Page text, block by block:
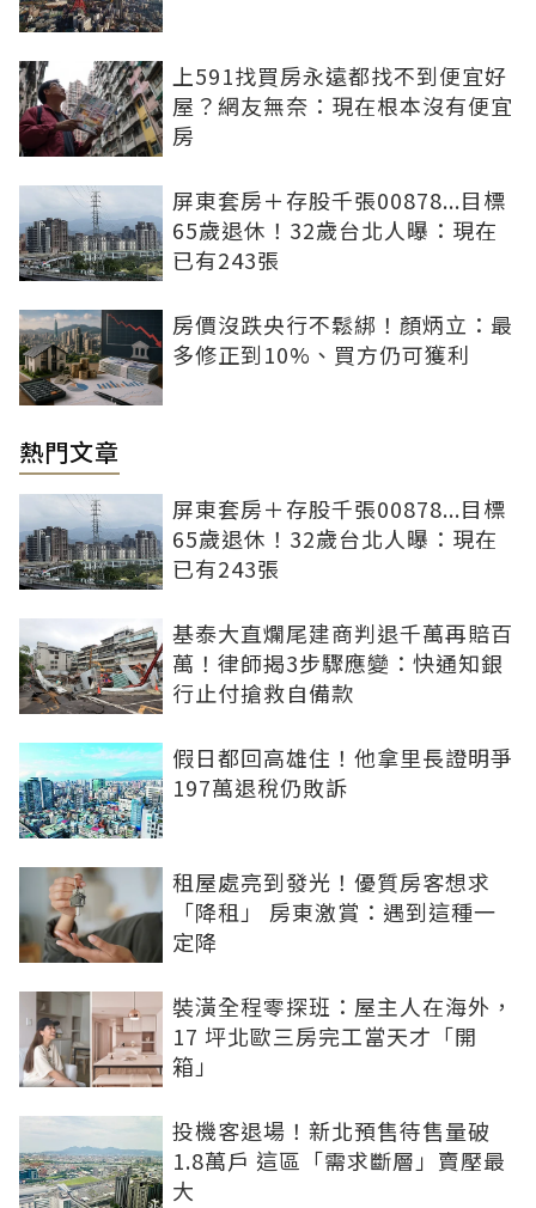
上591找買房永遠都找不到便宜好
屋？網友無奈：現在根本沒有便宜
房
屏東套房＋存股千張00878...目標
65歲退休！32歲台北人曝：現在
已有243張
房價沒跌央行不鬆綁！顏炳立：最
多修正到10%、買方仍可獲利
熱門文章
屏東套房＋存股千張00878...目標
65歲退休！32歲台北人曝：現在
已有243張
基泰大直爛尾建商判退千萬再賠百
萬！律師揭3步驟應變：快通知銀
行止付搶救自備款
假日都回高雄住！他拿里長證明爭
197萬退稅仍敗訴
租屋處亮到發光！優質房客想求
「降租」 房東激賞：遇到這種一
定降
裝潢全程零探班：屋主人在海外，
17 坪北歐三房完工當天才「開
箱」
投機客退場！新北預售待售量破
1.8萬戶 這區「需求斷層」賣壓最
大